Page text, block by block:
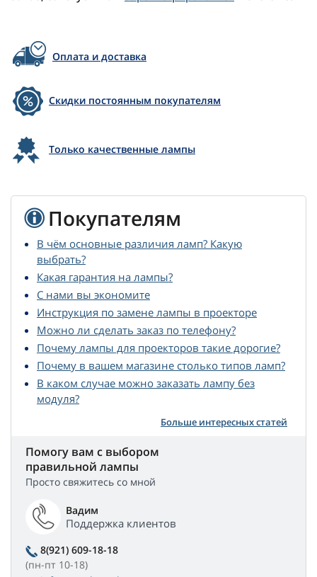
Оплата и доставка
Скидки постоянным покупателям
Только качественные лампы
Покупателям
В чём основные различия ламп? Какую
выбрать?
Какая гарантия на лампы?
С нами вы экономите
Инструкция по замене лампы в проекторе
Можно ли сделать заказ по телефону?
Почему лампы для проекторов такие дорогие?
Почему в вашем магазине столько типов ламп?
В каком случае можно заказать лампу без
модуля?
Больше интересных статей
Помогу вам с выбором
правильной лампы
Просто свяжитесь со мной
Вадим
Поддержка клиентов
8(921) 609-18-18
(пн-пт 10-18)